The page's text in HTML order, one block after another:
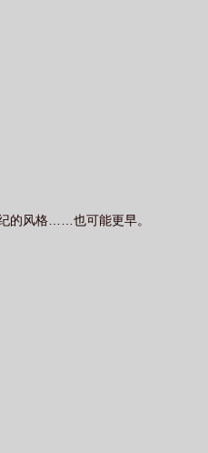
的风格……也可能更早。